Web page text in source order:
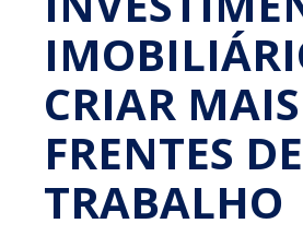
CRIAR MAIS
FRENTES DE
TRABALHO